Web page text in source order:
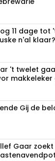
11 dage tot
n'al klaar?
't twelet
makkeleker
Gij de
Gaar